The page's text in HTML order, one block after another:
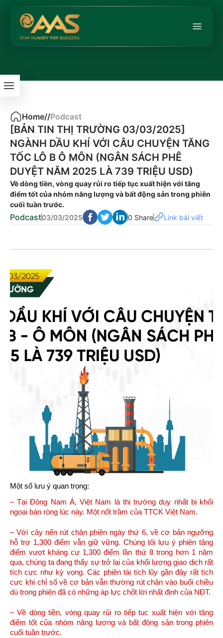
Home//Podcast
[BẢN TIN THỊ TRƯỜNG 03/03/2025]
NGÀNH DẦU KHÍ VỚI CÂU CHUYỆN TĂNG
TỐC LÔ B Ô MÔN (NGÂN SÁCH PHÊ
DUYỆT NĂM 2025 LÀ 739 TRIỆU USD)
Về dòng tiền, vòng quay rủi ro tiếp tục xuất hiện với tăng
điểm tốt của nhóm năng lượng và bất động sản trong phiên
cuối tuần trước.
Podcast03/03/2025 0 Share Link bài viết
Một số lưu ý quan trọng:
– Tại Đông Nam Á, Việt Nam là thị trường duy nhất bị khối
ngoại bán ròng lúc này. Một nốt trầm của TTCK Việt Nam.
– Với cây nến rút chân phiên ngày thứ 6, về cơ bản ngưỡng
hỗ trợ 1,300 điểm vẫn giữ vững. Chúng tôi lưu ý phiên tăng
điểm vượt kháng cự 1,300 điểm lần thứ 8 trong hơn 1 năm
qua, chúng ta đang thấy sự trở lại của khối lượng giao dịch rất
tích cực như kỳ vọng. Các phiên tái tích lũy gần đây rất tích
cực khi chỉ số về cơ bản vẫn thường rút chân vào buổi chiều
dù trong phiên đã có những áp lực chốt lời nhất định của NĐT.
– Về dòng tiền, vòng quay rủi ro tiếp tục xuất hiện với tăng
điểm tốt của nhóm năng lượng và bất động sản trong phiên
cuối tuần trước.